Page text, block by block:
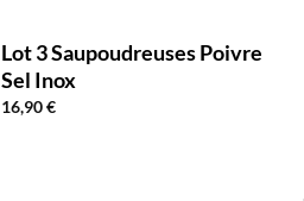
Lot 3 Saupoudreuses Poivre
Sel Inox
16,90€